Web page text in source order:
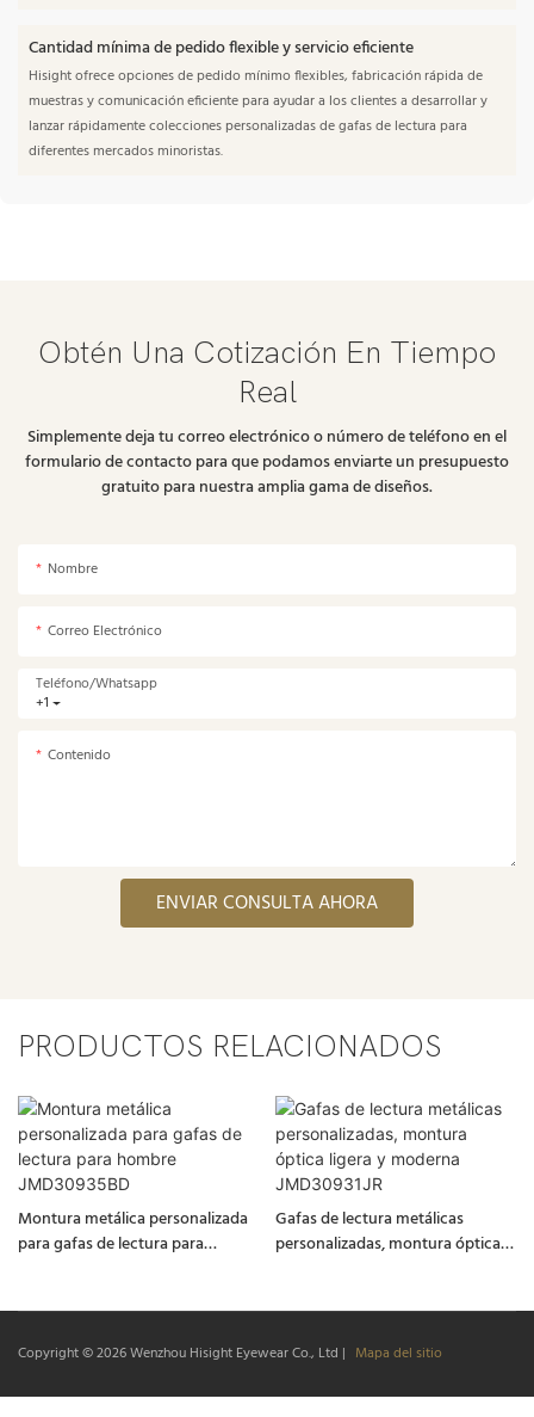
Cantidad mínima de pedido flexible y servicio eficiente
Hisight ofrece opciones de pedido mínimo flexibles, fabricación rápida de
muestras y comunicación eficiente para ayudar a los clientes a desarrollar y
lanzar rápidamente colecciones personalizadas de gafas de lectura para
diferentes mercados minoristas.
Obtén Una Cotización En Tiempo
Real
Simplemente deja tu correo electrónico o número de teléfono en el
formulario de contacto para que podamos enviarte un presupuesto
gratuito para nuestra amplia gama de diseños.
Nombre
Correo Electrónico
+1
Teléfono/whatsapp
Contenido
ENVIAR CONSULTA AHORA
PRODUCTOS RELACIONADOS
Montura metálica personalizada
para gafas de lectura para
Gafas de lectura metálicas
personalizadas, montura óptica
Copyright © 2026Wenzhou Hisight Eyewear Co., Ltd | Mapa del sitio